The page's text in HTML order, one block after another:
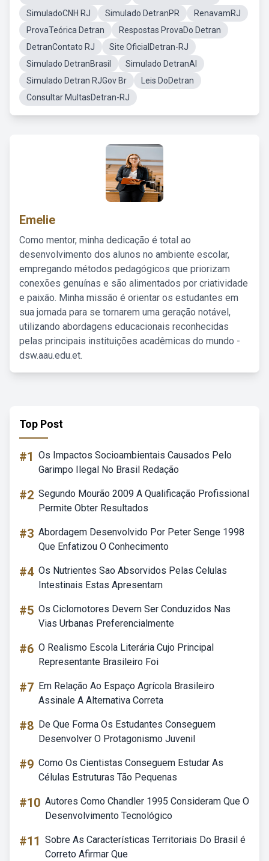
SimuladoCNH RJ
Simulado DetranPR
RenavamRJ
ProvaTeórica Detran
Respostas ProvaDo Detran
DetranContato RJ
Site OficialDetran-RJ
Simulado DetranBrasil
Simulado DetranAl
Simulado Detran RJGov Br
Leis DoDetran
Consultar MultasDetran-RJ
Emelie
Como mentor, minha dedicação é total ao
desenvolvimento dos alunos no ambiente escolar,
empregando métodos pedagógicos que priorizam
conexões genuínas e são alimentados por criatividade
e paixão. Minha missão é orientar os estudantes em
sua jornada para se tornarem uma geração notável,
utilizando abordagens educacionais reconhecidas
pelas principais instituições acadêmicas do mundo -
dsw.aau.edu.et.
Top Post
#1 Os Impactos Socioambientais Causados Pelo
Garimpo Ilegal No Brasil Redação
#2 Segundo Mourão 2009 A Qualificação Profissional
Permite Obter Resultados
#3 Abordagem Desenvolvido Por Peter Senge 1998
Que Enfatizou O Conhecimento
#4 Os Nutrientes Sao Absorvidos Pelas Celulas
Intestinais Estas Apresentam
#5 Os Ciclomotores Devem Ser Conduzidos Nas
Vias Urbanas Preferencialmente
#6 O Realismo Escola Literária Cujo Principal
Representante Brasileiro Foi
#7 Em Relação Ao Espaço Agrícola Brasileiro
Assinale A Alternativa Correta
#8 De Que Forma Os Estudantes Conseguem
Desenvolver O Protagonismo Juvenil
#9 Como Os Cientistas Conseguem Estudar As
Células Estruturas Tão Pequenas
#10 Autores Como Chandler 1995 Consideram Que O
Desenvolvimento Tecnológico
#11 Sobre As Características Territoriais Do Brasil é
Correto Afirmar Que